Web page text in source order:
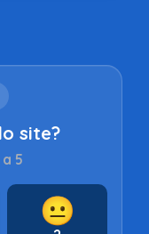
site?
5
😐